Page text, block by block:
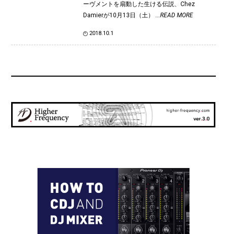
ーヴメントを扇動した生ける伝説、Chez
Damierが10月13日（土） ...READ MORE
2018.10.1